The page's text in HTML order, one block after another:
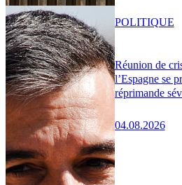
Réunion de
l’Espagne se
réprimande
04.08.2026
POLITIQUE